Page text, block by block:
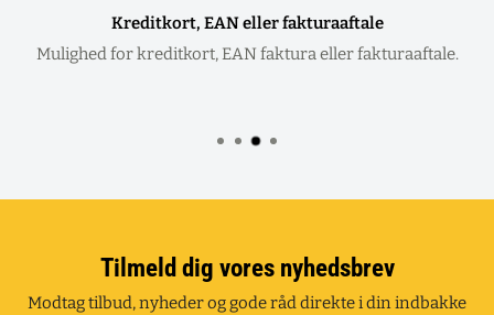
Kreditkort, EAN eller fakturaaftale
Mulighed for kreditkort, EAN faktura eller fakturaaftale.
Tilmeld dig vores nyhedsbrev
Modtag tilbud, nyheder og gode råd direkte i din indbakke